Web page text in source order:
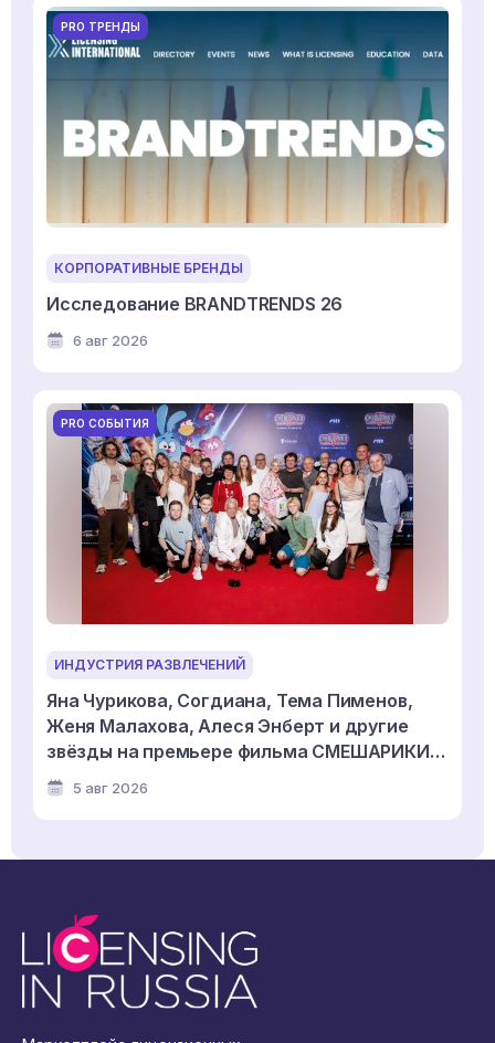
PRO ТРЕНДЫ
КОРПОРАТИВНЫЕ БРЕНДЫ
Исследование BRANDTRENDS 26
6 авг 2026
PRO СОБЫТИЯ
ИНДУСТРИЯ РАЗВЛЕЧЕНИЙ
Яна Чурикова, Согдиана, Тема Пименов,
Женя Малахова, Алеся Энберт и другие
звёзды на премьере фильма СМЕШАРИКИ
СКВОЗЬ ВСЕЛЕННЫЕ
5 авг 2026